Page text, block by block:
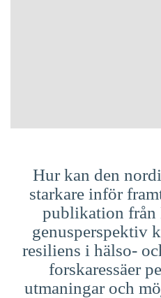
Hur kan den
starkare inför
publikation
genusperspektiv
resiliens i hälso-
forskaressäer
utmaningar och